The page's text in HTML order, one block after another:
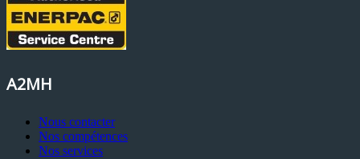
A2MH
Nous contacter
Nos compétences
Nos services